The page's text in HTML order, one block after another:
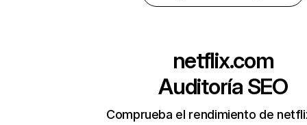
netflix.com
Auditoría SEO
Comprueba el rendimiento de